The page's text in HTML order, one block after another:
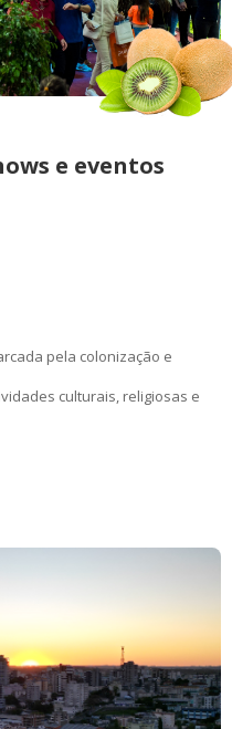
e eventos
pela colonização e
culturais, religiosas e